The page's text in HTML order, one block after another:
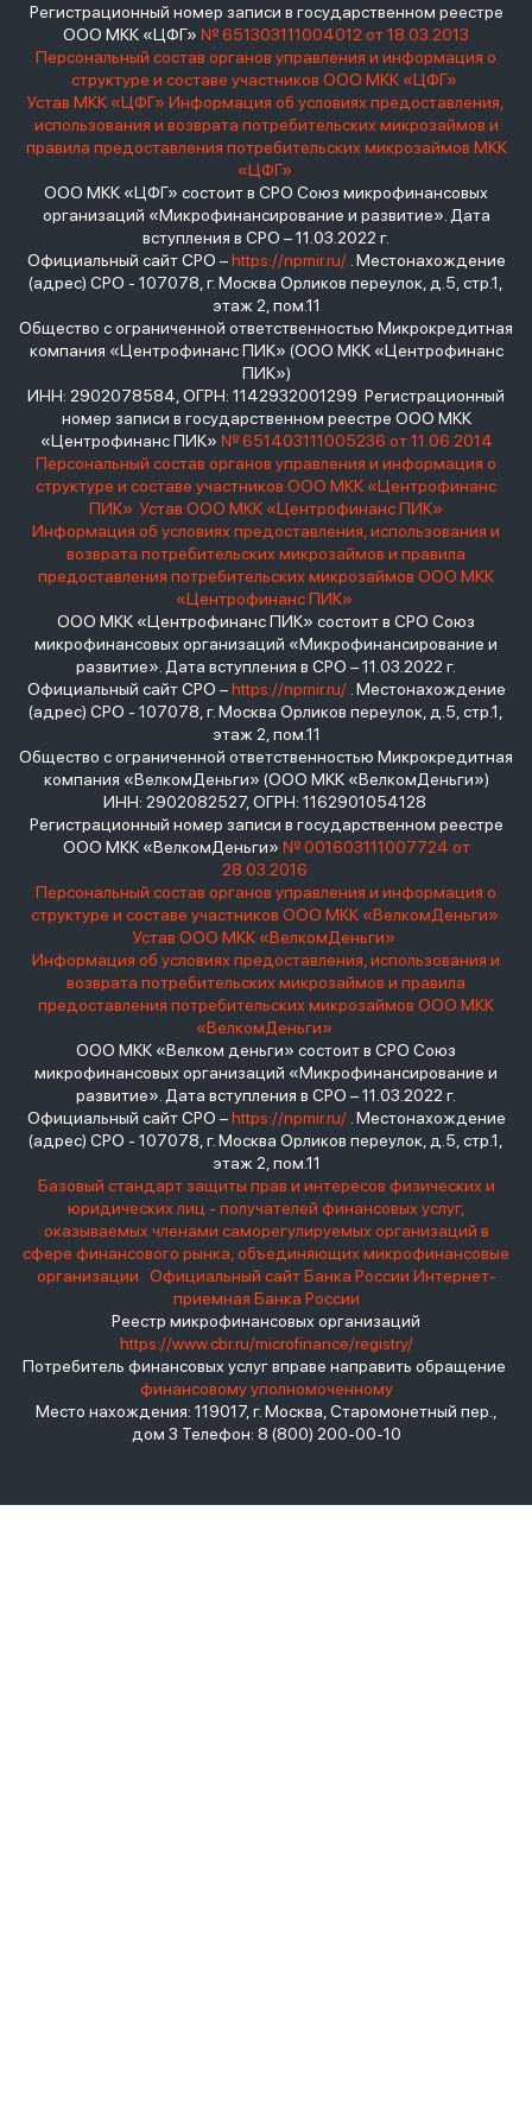
Регистрационный номер записи в государственном реестре
ООО МКК «ЦФГ» № 651303111004012 от 18.03.2013
Персональный состав органов управления и информация о
структуре и составе участников ООО МКК «ЦФГ»
Устав МКК «ЦФГ» Информация об условиях предоставления,
использования и возврата потребительских микрозаймов и
правила предоставления потребительских микрозаймов МКК
«ЦФГ»
ООО МКК «ЦФГ» состоит в СРО Союз микрофинансовых
организаций «Микрофинансирование и развитие». Дата
вступления в СРО – 11.03.2022 г.
Официальный сайт СРО –https://npmir.ru/. Местонахождение
(адрес) СРО - 107078, г. Москва Орликов переулок, д.5, стр.1,
этаж 2, пом.11
Общество с ограниченной ответственностью Микрокредитная
компания «Центрофинанс ПИК» (ООО МКК «Центрофинанс
ПИК»)
ИНН: 2902078584, ОГРН: 1142932001299 Регистрационный
номер записи в государственном реестре ООО МКК
«Центрофинанс ПИК» № 651403111005236 от 11.06.2014
Персональный состав органов управления и информация о
структуре и составе участников ООО МКК «Центрофинанс
ПИК» Устав ООО МКК «Центрофинанс ПИК»
Информация об условиях предоставления, использования и
возврата потребительских микрозаймов и правила
предоставления потребительских микрозаймов ООО МКК
«Центрофинанс ПИК»
ООО МКК «Центрофинанс ПИК» состоит в СРО Союз
микрофинансовых организаций «Микрофинансирование и
развитие». Дата вступления в СРО – 11.03.2022 г.
Официальный сайт СРО –https://npmir.ru/. Местонахождение
(адрес) СРО - 107078, г. Москва Орликов переулок, д.5, стр.1,
этаж 2, пом.11
Общество с ограниченной ответственностью Микрокредитная
компания «ВелкомДеньги» (ООО МКК «ВелкомДеньги»)
ИНН: 2902082527, ОГРН: 1162901054128
Регистрационный номер записи в государственном реестре
ООО МКК «ВелкомДеньги» № 001603111007724 от
28.03.2016
Персональный состав органов управления и информация о
структуре и составе участников ООО МКК «ВелкомДеньги»
Устав ООО МКК «ВелкомДеньги»
Информация об условиях предоставления, использования и
возврата потребительских микрозаймов и правила
предоставления потребительских микрозаймов ООО МКК
«ВелкомДеньги»
ООО МКК «Велком деньги» состоит в СРО Союз
микрофинансовых организаций «Микрофинансирование и
развитие». Дата вступления в СРО – 11.03.2022 г.
Официальный сайт СРО –https://npmir.ru/. Местонахождение
(адрес) СРО - 107078, г. Москва Орликов переулок, д.5, стр.1,
этаж 2, пом.11
Базовый стандарт защиты прав и интересов физических и
юридических лиц - получателей финансовых услуг,
оказываемых членами саморегулируемых организаций в
сфере финансового рынка, объединяющих микрофинансовые
организации
Официальный сайт Банка России Интернет-
приемная Банка России
Реестр микрофинансовых организаций
https://www.cbr.ru/microfinance/registry/
Потребитель финансовых услуг вправе направить обращение
финансовому уполномоченному
Место нахождения: 119017, г. Москва, Старомонетный пер.,
дом 3 Телефон: 8 (800) 200-00-10